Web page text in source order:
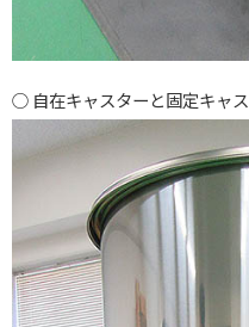
自在キャスターと固定キャ